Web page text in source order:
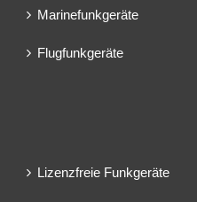
Marinefunkgeräte
Flugfunkgeräte
Lizenzfreie Funkgeräte